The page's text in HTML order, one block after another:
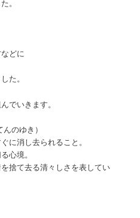
。
どに
た。
でいきます。
のゆき）
に消し去られること。
心境。
捨て去る清々しさを表してい